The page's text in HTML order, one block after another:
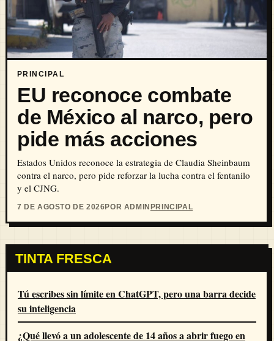
PRINCIPAL
EU reconoce combate
de México al narco, pero
pide más acciones
Estados Unidos reconoce la estrategia de Claudia Sheinbaum
contra el narco, pero pide reforzar la lucha contra el fentanilo
y el CJNG.
7 DE AGOSTO DE 2026POR ADMINPRINCIPAL
TINTA FRESCA
Tú escribes sin límite en ChatGPT, pero una barra decide
su inteligencia
¿Qué llevó a un adolescente de 14 años a abrir fuego en